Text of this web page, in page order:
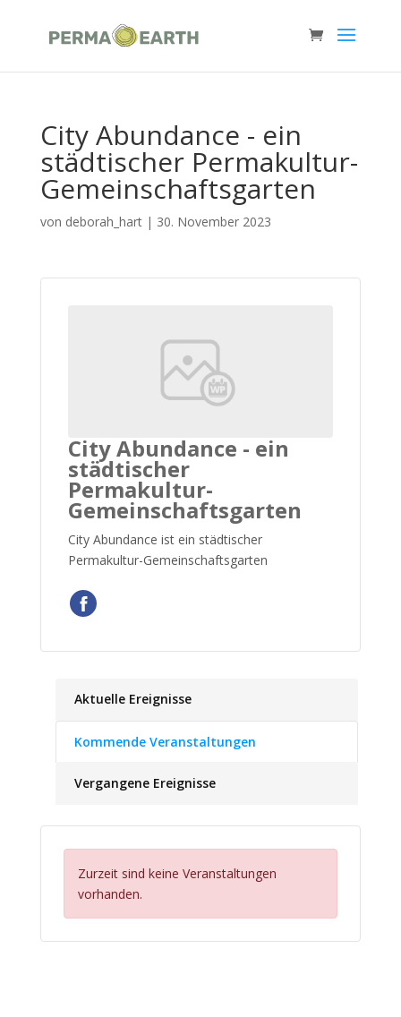
City Abundance - ein
städtischer Permakultur-
Gemeinschaftsgarten
von deborah_hart| 30. November 2023
City Abundance - ein
städtischer
Permakultur-
Gemeinschaftsgarten
City Abundance ist ein städtischer
Permakultur-Gemeinschaftsgarten
Aktuelle Ereignisse
Kommende Veranstaltungen
Vergangene Ereignisse
Zurzeit sind keine Veranstaltungen
vorhanden.